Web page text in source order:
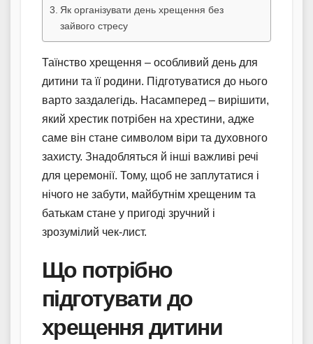
Як організувати день хрещення без
зайвого стресу
Таїнство хрещення – особливий день для
дитини та її родини. Підготуватися до нього
варто заздалегідь. Насамперед – вирішити,
який хрестик потрібен на хрестини, адже
саме він стане символом віри та духовного
захисту. Знадобляться й інші важливі речі
для церемонії. Тому, щоб не заплутатися і
нічого не забути, майбутнім хрещеним та
батькам стане у пригоді зручний і
зрозумілий чек-лист.
Що потрібно
підготувати до
хрещення дитини